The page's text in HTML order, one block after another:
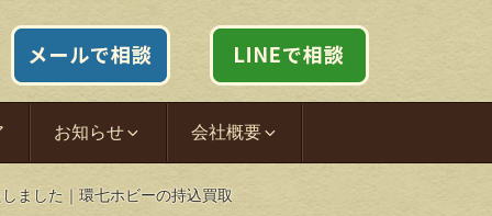
お知らせ 会社概要
ました｜環七ホビーの持込買取